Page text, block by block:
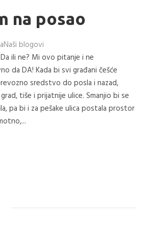
na posao
Naši blogovi
ili ne? Mi ovo pitanje i ne
da DA! Kada bi svi građani češće
sredstvo do posla i nazad,
tiše i prijatnije ulice. Smanjio bi se
pa bi i za pešake ulica postala prostor